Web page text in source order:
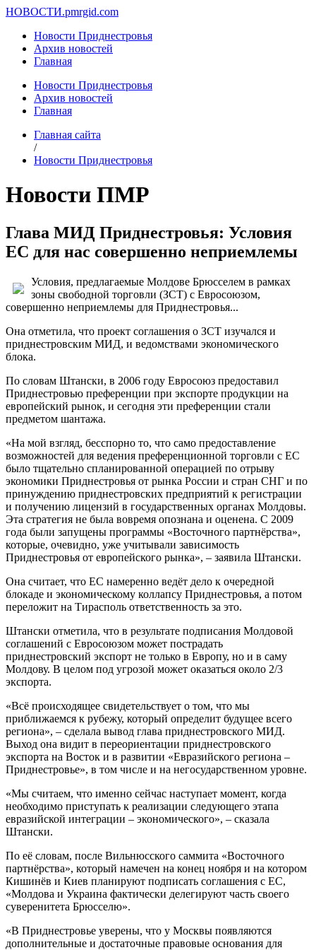
НОВОСТИ.pmrgid.com
Новости Приднестровья
Архив новостей
Главная
Новости Приднестровья
Архив новостей
Главная
Главная сайта
/
Новости Приднестровья
Новости ПМР
Глава МИД Приднестровья: Условия
ЕС для нас совершенно неприемлемы
Условия, предлагаемые Молдове Брюсселем в рамках
зоны свободной торговли (ЗСТ) с Евросоюзом,
совершенно неприемлемы для Приднестровья...
Она отметила, что проект соглашения о ЗСТ изучался и
приднестровским МИД, и ведомствами экономического
блока.
По словам Штански, в 2006 году Евросоюз предоставил
Приднестровью преференции при экспорте продукции на
европейский рынок, и сегодня эти преференции стали
предметом шантажа.
«На мой взгляд, бесспорно то, что само предоставление
возможностей для ведения преференционной торговли с ЕС
было тщательно спланированной операцией по отрыву
экономики Приднестровья от рынка России и стран СНГ и по
принуждению приднестровских предприятий к регистрации
и получению лицензий в государственных органах Молдовы.
Эта стратегия не была вовремя опознана и оценена. С 2009
года были запущены программы «Восточного партнёрства»,
которые, очевидно, уже учитывали зависимость
Приднестровья от европейского рынка», – заявила Штански.
Она считает, что ЕС намеренно ведёт дело к очередной
блокаде и экономическому коллапсу Приднестровья, а потом
переложит на Тирасполь ответственность за это.
Штански отметила, что в результате подписания Молдовой
соглашений с Евросоюзом может пострадать
приднестровский экспорт не только в Европу, но и в саму
Молдову. В целом под угрозой может оказаться около 2/3
экспорта.
«Всё происходящее свидетельствует о том, что мы
приближаемся к рубежу, который определит будущее всего
региона», – сделала вывод глава приднестровского МИД.
Выход она видит в переориентации приднестровского
экспорта на Восток и в развитии «Евразийского региона –
Приднестровье», в том числе и на негосударственном уровне.
«Мы считаем, что именно сейчас наступает момент, когда
необходимо приступать к реализации следующего этапа
евразийской интеграции – экономического», – сказала
Штански.
По её словам, после Вильнюсского саммита «Восточного
партнёрства», который намечен на конец ноября и на котором
Кишинёв и Киев планируют подписать соглашения с ЕС,
«Молдова и Украина фактически делегируют часть своего
суверенитета Брюсселю».
«В Приднестровье уверены, что у Москвы появляются
дополнительные и достаточные правовые основания для